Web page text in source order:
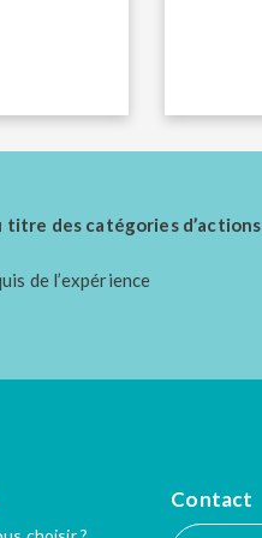
des catégories
de l’expérience
Contact